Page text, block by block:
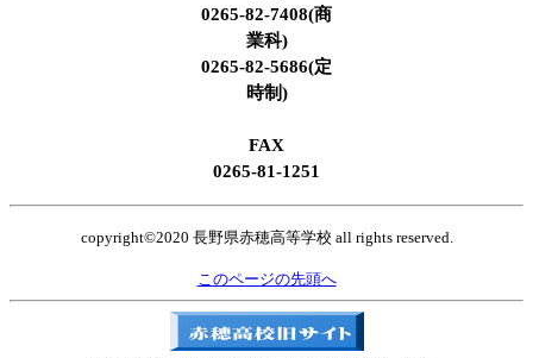
0265-82-7408(商
業科)
0265-82-5686(定
時制)
FAX
0265-81-1251
copyright©2020 長野県赤穂高等学校 all rights reserved.
このページの先頭へ